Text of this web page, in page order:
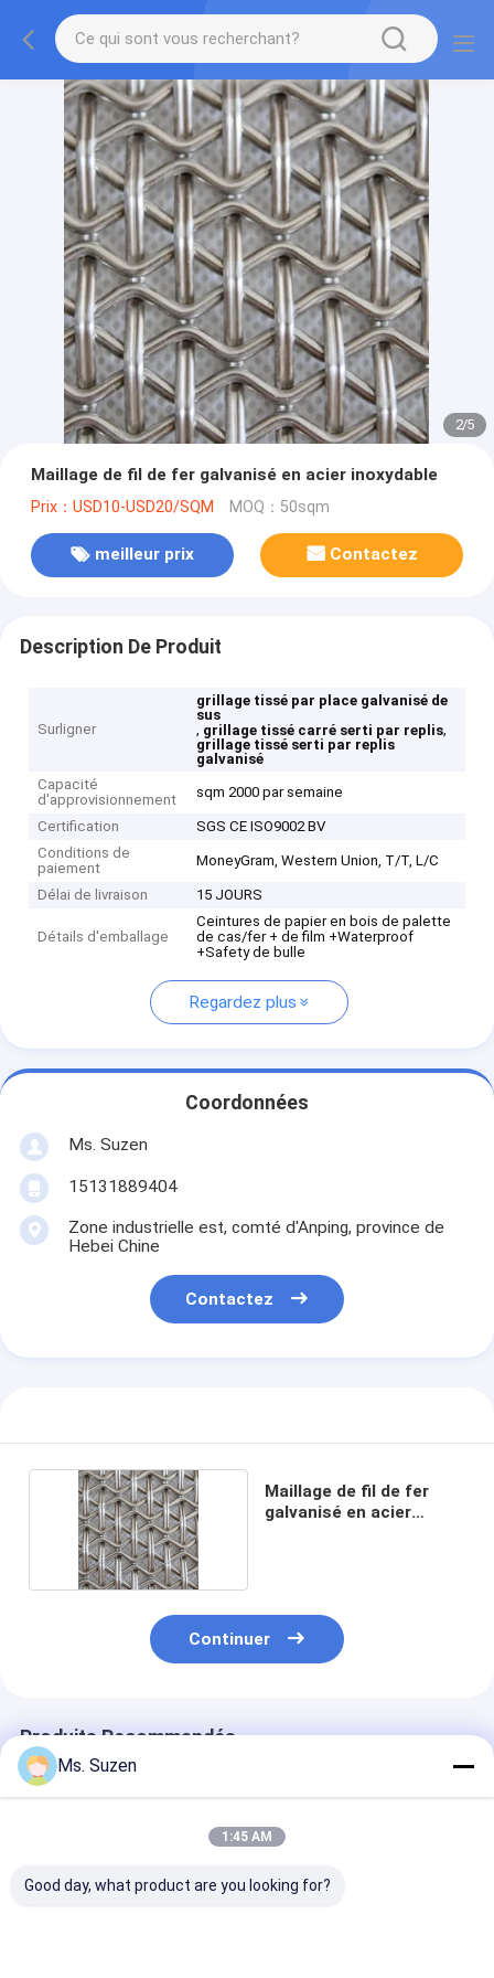
2/5
Maillage de fil de fer galvanisé en acier inoxydable
Prix：USD10-USD20/SQM MOQ：50sqm
meilleur prix Contactez
Description De Produit
Surligner
grillage tissé par place galvanisé de
sus
, grillage tissé carré serti par replis,
grillage tissé serti par replis
galvanisé
Capacité
d'approvisionnement
sqm 2000 par semaine
Certification
SGS CE ISO9002 BV
Conditions de
paiement
MoneyGram, Western Union, T/T, L/C
Délai de livraison 15 JOURS
Détails d'emballage
Ceintures de papier en bois de palette
de cas/fer + de film +Waterproof
+Safety de bulle
Regardez plus
Coordonnées
Ms. Suzen
15131889404
Zone industrielle est, comté d'Anping, province de
Hebei Chine
Contactez
Maillage de fil de fer
galvanisé en acier
Continuer
Produits Recommandés
Ms. Suzen
1:45 AM
Good day, what product are you looking for?